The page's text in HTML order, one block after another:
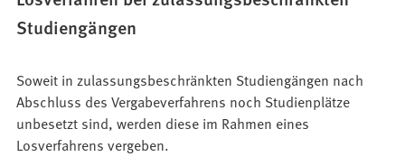
Studiengängen
Soweit in zulassungsbeschränkten Studiengängen nach
Abschluss des Vergabeverfahrens noch Studienplätze
unbesetzt sind, werden diese im Rahmen eines
Losverfahrens vergeben.